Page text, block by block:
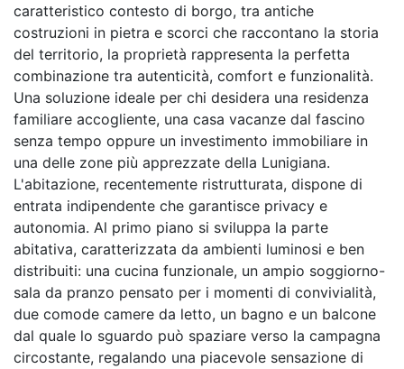
caratteristico contesto di borgo, tra antiche
costruzioni in pietra e scorci che raccontano la storia
del territorio, la proprietà rappresenta la perfetta
combinazione tra autenticità, comfort e funzionalità.
Una soluzione ideale per chi desidera una residenza
familiare accogliente, una casa vacanze dal fascino
senza tempo oppure un investimento immobiliare in
una delle zone più apprezzate della Lunigiana.
L'abitazione, recentemente ristrutturata, dispone di
entrata indipendente che garantisce privacy e
autonomia. Al primo piano si sviluppa la parte
abitativa, caratterizzata da ambienti luminosi e ben
distribuiti: una cucina funzionale, un ampio soggiorno-
sala da pranzo pensato per i momenti di convivialità,
due comode camere da letto, un bagno e un balcone
dal quale lo sguardo può spaziare verso la campagna
circostante, regalando una piacevole sensazione di